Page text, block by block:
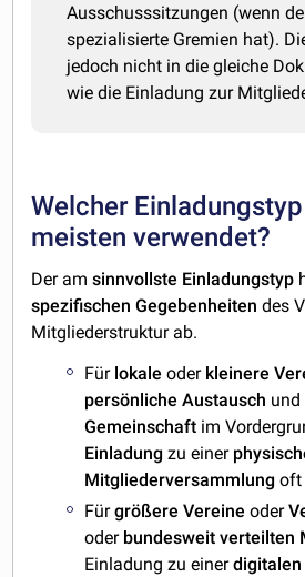
Ausschusssitzungen (wenn
spezialisierte Gremien hat).
jedoch nicht in die gleiche
wie die Einladung zur
Welcher
meisten verwendet?
Der amsinnvollste Einladungstyp
spezifischen Gegebenheiten des
Mitgliederstruktur ab.
Für lokale oder kleinere
persönliche Austausch
Gemeinschaft im
Einladung zu einer
Mitgliederversammlung oft
Fürgrößere Vereine oder
oder bundesweit verteilten
Einladung zu einerdigitalen